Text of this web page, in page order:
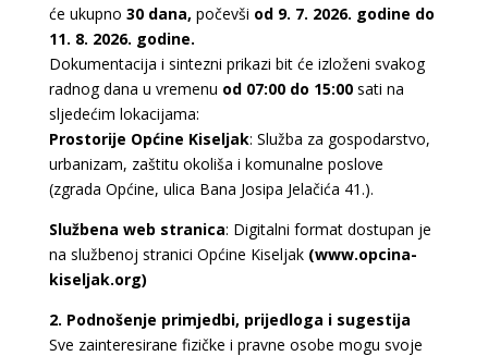
će ukupno 30 dana, počevši od 9. 7. 2026. godine do
11. 8. 2026. godine.
Dokumentacija i sintezni prikazi bit će izloženi svakog
radnog dana u vremenu od 07:00 do 15:00sati na
sljedećim lokacijama:
Prostorije Općine Kiseljak: Služba za gospodarstvo,
urbanizam, zaštitu okoliša i komunalne poslove
(zgrada Općine, ulica Bana Josipa Jelačića 41.).
Službena web stranica: Digitalni format dostupan je
na službenoj stranici Općine Kiseljak (www.opcina-
kiseljak.org)
2. Podnošenje primjedbi, prijedloga i sugestija
Sve zainteresirane fizičke i pravne osobe mogu svoje